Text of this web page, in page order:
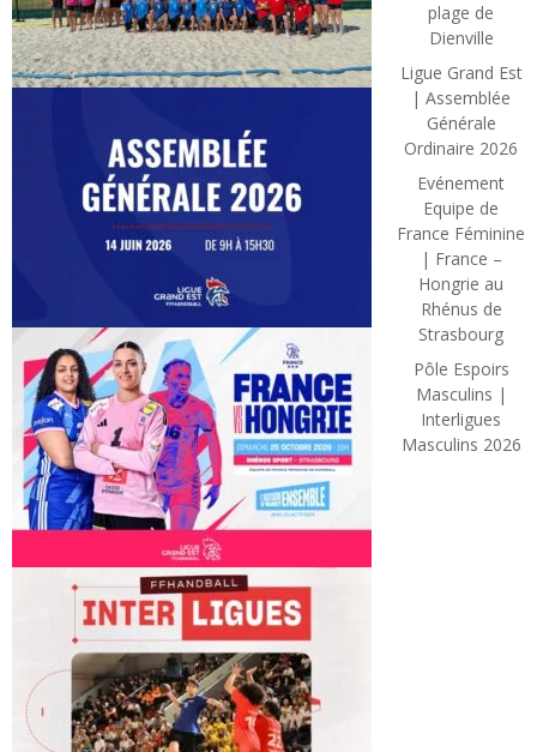
plage de
Dienville
Ligue Grand Est
| Assemblée
Générale
Ordinaire 2026
Evénement
Equipe de
France Féminine
| France –
Hongrie au
Rhénus de
Strasbourg
Pôle Espoirs
Masculins |
Interligues
Masculins 2026